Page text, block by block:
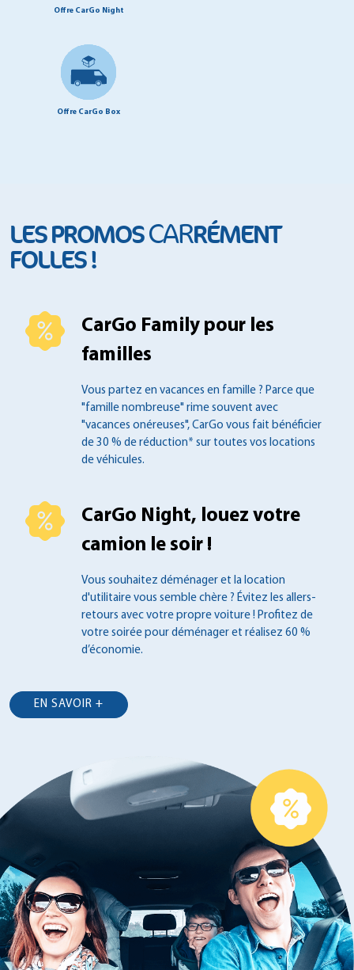
Offre CarGo Night
Offre CarGo Box
LES PROMOSCARRÉMENT
FOLLES !
CarGo Family pour les
familles
Vous partez en vacances en famille ? Parce que
"famille nombreuse" rime souvent avec
"vacances onéreuses", CarGo vous fait bénéficier
de 30 % de réduction* sur toutes vos locations
de véhicules.
CarGo Night, louez votre
camion le soir !
Vous souhaitez déménager et la location
d'utilitaire vous semble chère ? Évitez les allers-
retours avec votre propre voiture ! Profitez de
votre soirée pour déménager et réalisez 60 %
d’économie.
EN SAVOIR +